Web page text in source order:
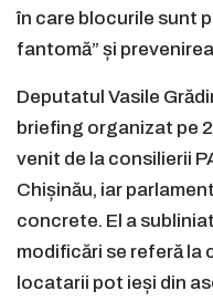
în care blocurile sunt
fantomă” și
Deputatul Vasile
briefing organizat pe
venit de la consilierii
Chișinău, iar
concrete. El a
modificări se referă la
locatarii pot ieși din